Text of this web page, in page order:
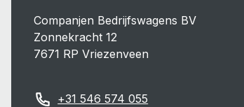
Companjen Bedrijfswagens BV
Zonnekracht 12
7671 RP Vriezenveen
+31 546 574 055